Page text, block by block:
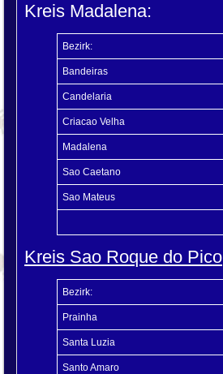
Kreis Madalena:
Bezirk:
Bandeiras
Candelaria
Criacao Velha
Madalena
Sao Caetano
Sao Mateus
Kreis Sao Roque do Pico
Bezirk:
Prainha
Santa Luzia
Santo Amaro